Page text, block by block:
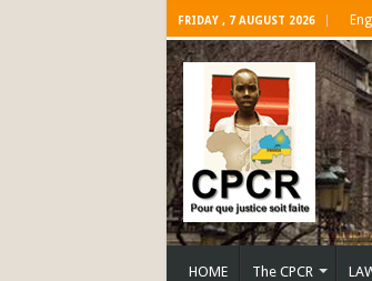
FRIDAY , 7 AUGUST 2026
HOME The CPCR